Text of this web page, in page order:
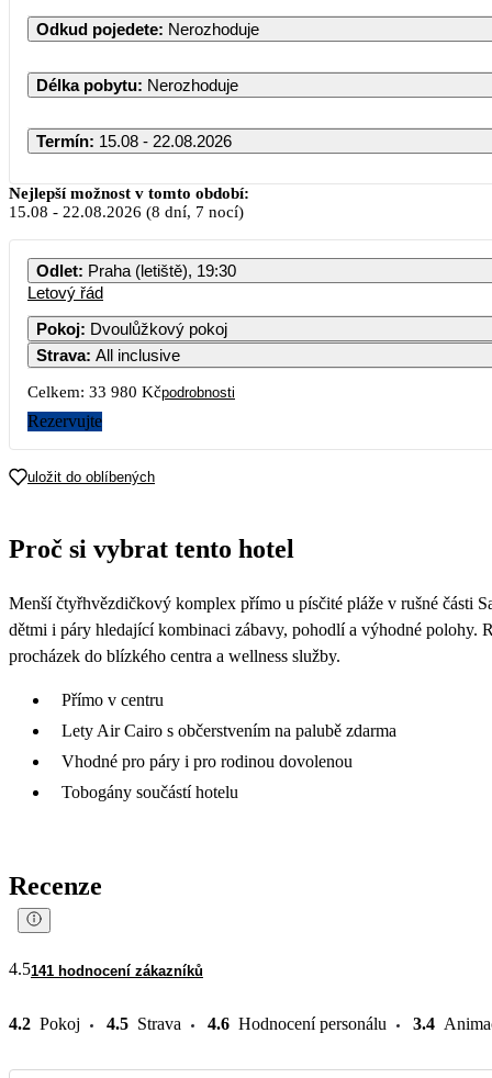
Odkud pojedete: Nerozhoduje
Délka pobytu: Nerozhoduje
Termín: 15.08 - 22.08.2026
PO
17 390
Nejlepší možnost v tomto období:
15.08 - 22.08.2026 (8 dní, 7 nocí)
Odlet: Praha (letiště), 19:30
Letový řád
Pokoj: Dvoulůžkový pokoj
Strava: All inclusive
Celkem: 33 980 Kčpodrobnosti
Rezervujte
uložit do oblíbených
Proč si vybrat tento hotel
Menší čtyřhvězdičkový komplex přímo u písčité pláže v rušné části
dětmi i páry hledající kombinaci zábavy, pohodlí a výhodné polohy.
procházek do blízkého centra a wellness služby.
Přímo v centru
Lety Air Cairo s občerstvením na palubě zdarma
Vhodné pro páry i pro rodinou dovolenou
Tobogány součástí hotelu
Recenze
4.5141 hodnocení zákazníků
4.2 Pokoj 4.5 Strava 4.6 Hodnocení personálu 3.4